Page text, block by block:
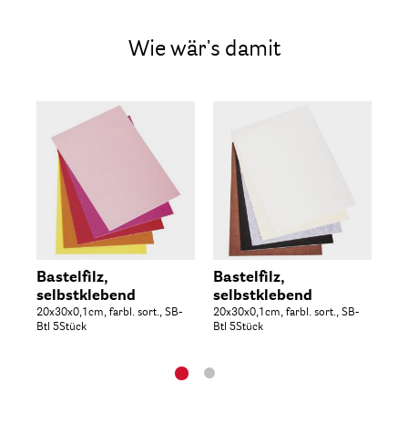
Wie wär's damit
Bastelfilz,
selbstklebend
20x30x0,1cm, farbl. sort., SB-
Btl 5Stück
Bastelfilz,
selbstklebend
20x30x0,1cm, farbl. sort., SB-
Btl 5Stück